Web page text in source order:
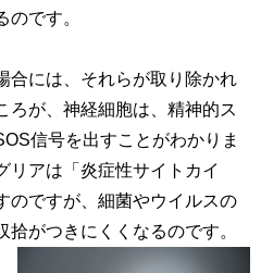
です。
合には、それらが取り除かれ
ろが、神経細胞は、精神的ス
信号を出すことがわかりま
リアは「炎症性サイトカイ
のですが、細菌やウイルスの
がつきにくくなるのです。